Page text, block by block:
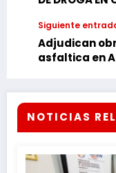
Siguiente
Adjudican
asfaltica en
NOTICIAS